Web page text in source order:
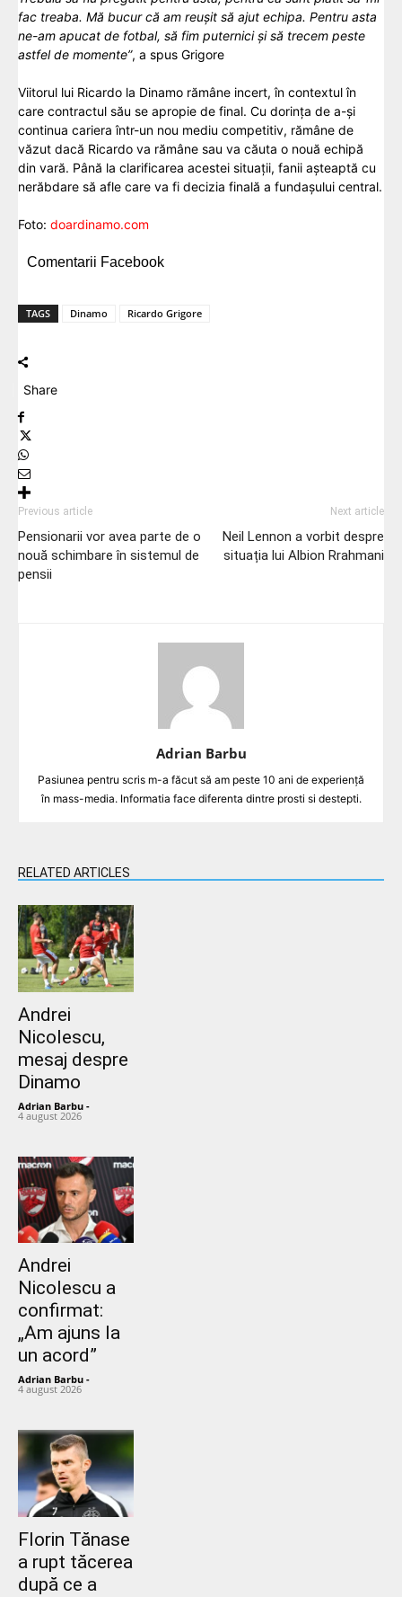
fac treaba. Mă bucur că am reușit să ajut echipa. Pentru asta
ne-am apucat de fotbal, să fim puternici și să trecem peste
astfel de momente”, a spus Grigore
Viitorul lui Ricardo la Dinamo rămâne incert, în contextul în
care contractul său se apropie de final. Cu dorința de a-și
continua cariera într-un nou mediu competitiv, rămâne de
văzut dacă Ricardo va rămâne sau va căuta o nouă echipă
din vară. Până la clarificarea acestei situații, fanii așteaptă cu
nerăbdare să afle care va fi decizia finală a fundașului central.
Foto: doardinamo.com
Comentarii Facebook
TAGS Dinamo Ricardo Grigore
Share
Previous article
Pensionarii vor avea parte de o
nouă schimbare în sistemul de
pensii
Next article
Neil Lennon a vorbit despre
situația lui Albion Rrahmani
Adrian Barbu
Pasiunea pentru scris m-a făcut să am peste 10 ani de experiență
în mass-media. Informatia face diferenta dintre prosti si destepti.
RELATED ARTICLES
Andrei
Nicolescu,
mesaj despre
Dinamo
Adrian Barbu -
4 august 2026
Andrei
Nicolescu a
confirmat:
„Am ajuns la
un acord”
Adrian Barbu -
4 august 2026
Florin Tănase
a rupt tăcerea
după ce a